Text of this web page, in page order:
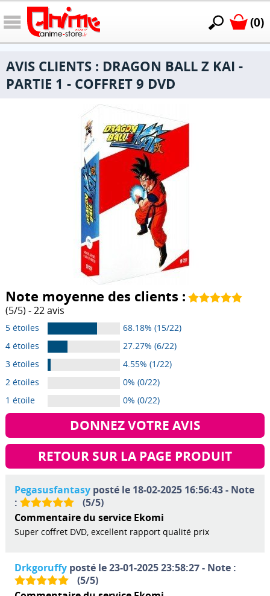
(0)
AVIS CLIENTS : DRAGON BALL Z KAI -
PARTIE 1 - COFFRET 9 DVD
Note moyenne des clients :
(5/5) -22avis
5 étoiles
68.18% (15/22)
4 étoiles
27.27% (6/22)
3 étoiles
4.55% (1/22)
2 étoiles
0% (0/22)
1 étoile
0% (0/22)
DONNEZ VOTRE AVIS
RETOUR SUR LA PAGE PRODUIT
Pegasusfantasyposté le 18-02-2025 16:56:43 - Note
:
(5/5)
Commentaire du service Ekomi
Super coffret DVD, excellent rapport qualité prix
Drkgoruffyposté le 23-01-2025 23:58:27 - Note :
(5/5)